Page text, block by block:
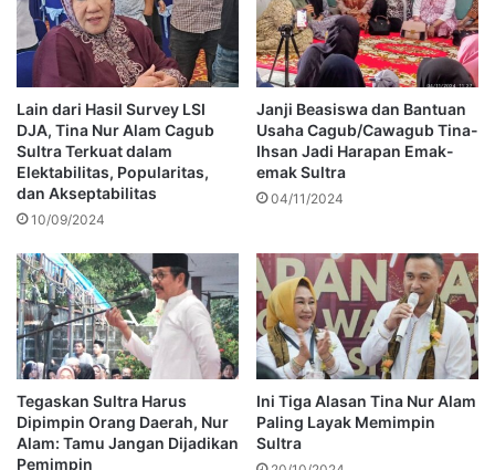
Lain dari Hasil Survey LSI
DJA, Tina Nur Alam Cagub
Sultra Terkuat dalam
Elektabilitas, Popularitas,
dan Akseptabilitas
10/09/2024
Janji Beasiswa dan Bantuan
Usaha Cagub/Cawagub Tina-
Ihsan Jadi Harapan Emak-
emak Sultra
04/11/2024
Tegaskan Sultra Harus
Dipimpin Orang Daerah, Nur
Alam: Tamu Jangan Dijadikan
Pemimpin
Ini Tiga Alasan Tina Nur Alam
Paling Layak Memimpin
Sultra